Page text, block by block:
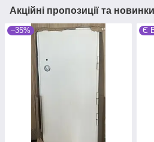
Акційні пропозиції та новинки
–35% Є